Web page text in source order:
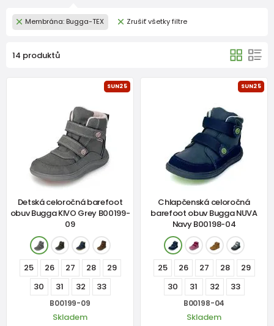
Membrána: Bugga-TEX Zrušiť všetky filtre
14 produktů
SUN25
Detská celoročná barefoot
obuv Bugga KIVO Grey B00199-
09
25 26 27 28
29
30
31 32 33
B00199-09
Skladem
SUN25
Chlapčenská celoročná
barefoot obuv Bugga NUVA
Navy B00198-04
25 26 27 28
29
30
31 32 33
B00198-04
Skladem